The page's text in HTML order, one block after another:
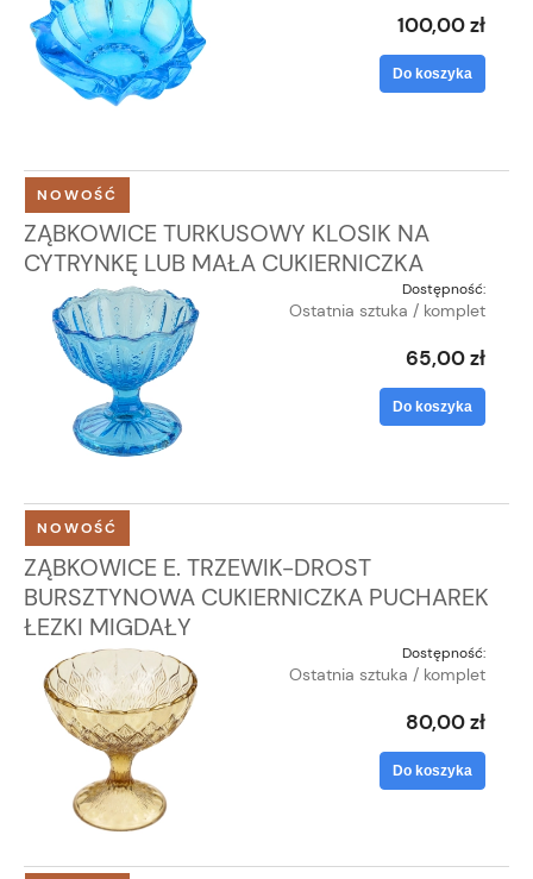
100,00 zł
Do koszyka
ZĄBKOWICE TURKUSOWY KLOSIK NA
CYTRYNKĘ LUB MAŁA CUKIERNICZKA
Dostępność:
Ostatnia sztuka / komplet
65,00 zł
Do koszyka
NOWOŚĆ
ZĄBKOWICE E. TRZEWIK-DROST
BURSZTYNOWA CUKIERNICZKA PUCHAREK
ŁEZKI MIGDAŁY
Dostępność:
Ostatnia sztuka / komplet
80,00 zł
Do koszyka
NOWOŚĆ